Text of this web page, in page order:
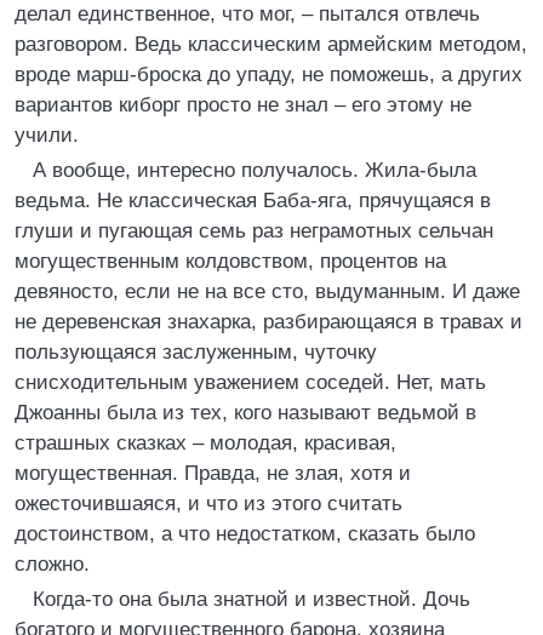
делал единственное, что мог, – пытался отвлечь
разговором. Ведь классическим армейским методом,
вроде марш-броска до упаду, не поможешь, а других
вариантов киборг просто не знал – его этому не
учили.
А вообще, интересно получалось. Жила-была
ведьма. Не классическая Баба-яга, прячущаяся в
глуши и пугающая семь раз неграмотных сельчан
могущественным колдовством, процентов на
девяносто, если не на все сто, выдуманным. И даже
не деревенская знахарка, разбирающаяся в травах и
пользующаяся заслуженным, чуточку
снисходительным уважением соседей. Нет, мать
Джоанны была из тех, кого называют ведьмой в
страшных сказках – молодая, красивая,
могущественная. Правда, не злая, хотя и
ожесточившаяся, и что из этого считать
достоинством, а что недостатком, сказать было
сложно.
Когда-то она была знатной и известной. Дочь
богатого и могущественного барона, хозяина